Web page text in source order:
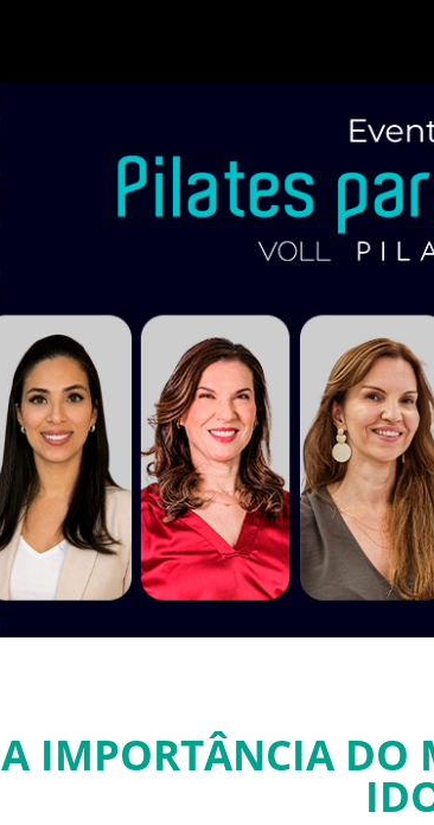
A IMPORTÂNCIA DO